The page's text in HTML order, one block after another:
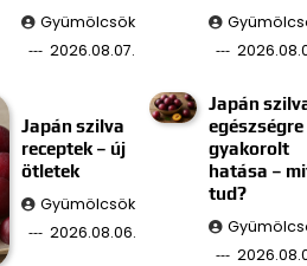
Gyümölcsök
2026.08.07.
Japán szilva
receptek – új
ötletek
Gyümölcsök
2026.08.06.
Japán
egészségre
gyakorolt
hatása –
tud?